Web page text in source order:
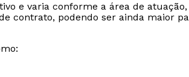
e varia conforme a área de atuação,
contrato, podendo ser ainda maior